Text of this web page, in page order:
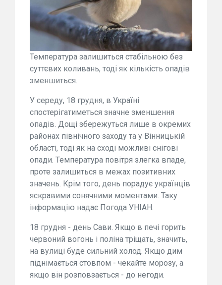
Температура залишиться стабільною без
суттєвих коливань, тоді як кількість опадів
зменшиться.
У середу, 18 грудня, в Україні
спостерігатиметься значне зменшення
опадів. Дощі збережуться лише в окремих
районах північного заходу та у Вінницькій
області, тоді як на сході можливі снігові
опади. Температура повітря злегка впаде,
проте залишиться в межах позитивних
значень. Крім того, день порадує українців
яскравими сонячними моментами. Таку
інформацію надає Погода УНІАН.
18 грудня - день Сави. Якщо в печі горить
червоний вогонь і поліна тріщать, значить,
на вулиці буде сильний холод. Якщо дим
піднімається стовпом - чекайте морозу, а
якщо він розповзається - до негоди.